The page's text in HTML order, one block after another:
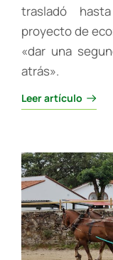
trasladó
proyecto de
«dar una
atrás».
Leer artículo